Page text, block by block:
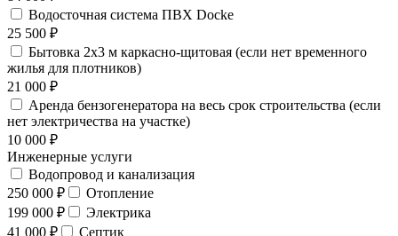
Водосточная система ПВХ Docke
25 500 ₽
Бытовка 2х3 м каркасно-щитовая (если нет временного
жилья для плотников)
21 000 ₽
Аренда бензогенератора на весь срок строительства (если
нет электричества на участке)
10 000 ₽
Инженерные услуги
Водопровод и канализация
250 000 ₽
Отопление
199 000 ₽
Электрика
41 000 ₽
Септик